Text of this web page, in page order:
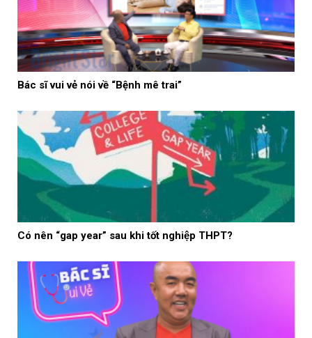
Bác sĩ vui vẻ nói về “Bệnh mê trai”
Có nên “gap year” sau khi tốt nghiệp THPT?